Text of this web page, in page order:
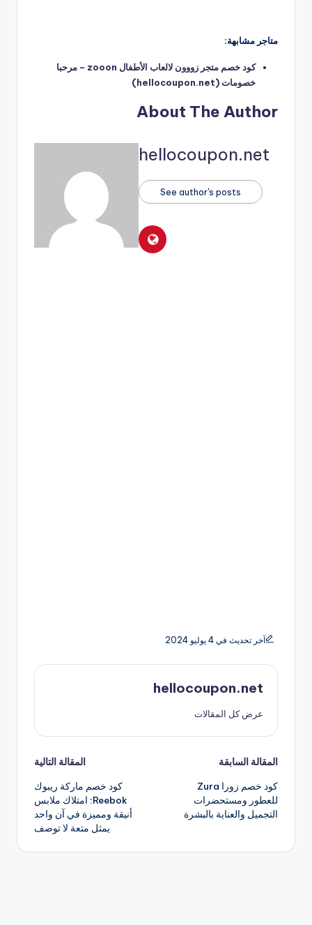
متاجر مشابهة:
كود خصم متجر زووون لالعاب الأطفال zooon – مرحبا
خصومات (hellocoupon.net)
About The Author
hellocoupon.net
See author's posts
آخر تحديث في 4 يوليو 2024
hellocoupon.net
عرض كل المقالات
تصفّح
المقالات
المقالة السابقة
كود خصم زورا Zura
للعطور ومستحضرات
التجميل والعناية بالبشرة
المقالة التالية
كود خصم ماركة ريبوك
Reebok: امتلاك ملابس
أنيقة ومميزة في آن واحد
يمثل متعة لا توصف